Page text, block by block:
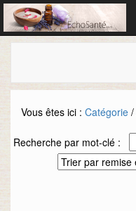
Vous êtes ici : Catégorie /
Recherche par mot-clé :